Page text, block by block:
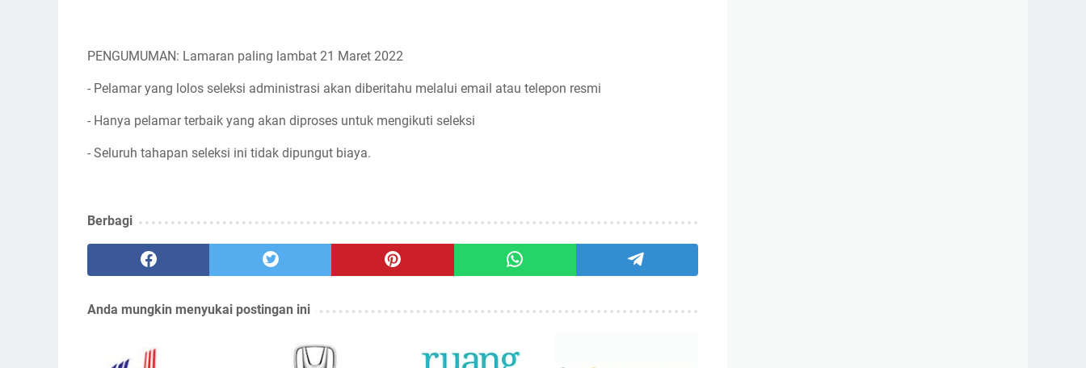
PENGUMUMAN: Lamaran paling lambat 21 Maret 2022
- Pelamar yang lolos seleksi administrasi akan diberitahu melalui email atau telepon resmi
- Hanya pelamar terbaik yang akan diproses untuk mengikuti seleksi
- Seluruh tahapan seleksi ini tidak dipungut biaya.
Berbagi
Anda mungkin menyukai postingan ini